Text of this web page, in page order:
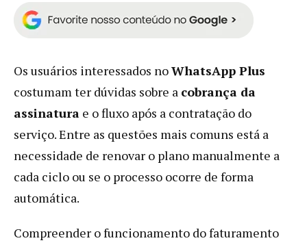
Os usuários interessados noWhatsApp Plus
costumam ter dúvidas sobre a cobrança da
assinatura e o fluxo após a contratação do
serviço. Entre as questões mais comuns está a
necessidade de renovar o plano manualmente a
cada ciclo ou se o processo ocorre de forma
automática.
Compreender o funcionamento do faturamento